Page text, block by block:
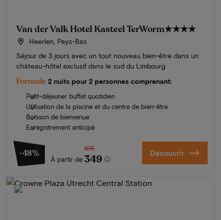
Van der Valk Hotel Kasteel TerWorm★★★★
Heerlen, Pays-Bas
Séjour de 3 jours avec un tout nouveau bien-être dans un
château-hôtel exclusif dans le sud du Limbourg
Formule 2 nuits pour 2 personnes comprenant:
Petit-déjeuner buffet quotidien
Utilisation de la piscine et du centre de bien-être
Boisson de bienvenue
Enregistrement anticipé
-48%
À partir de
676
349 Découvrir